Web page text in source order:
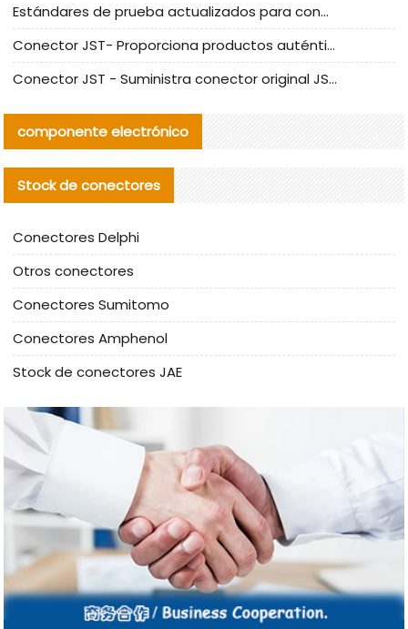
Estándares de prueba actualizados para conectores nacionales bajo la referencia de CLIFF
Conector JST- Proporciona productos auténticos y alternativos del conector JST NSHR-02V-S
Conector JST - Suministra conector original JST GHR-09V-S | productos alternativos
componente electrónico
Stock de conectores
Conectores Delphi
Otros conectores
Conectores Sumitomo
Conectores Amphenol
Stock de conectores JAE